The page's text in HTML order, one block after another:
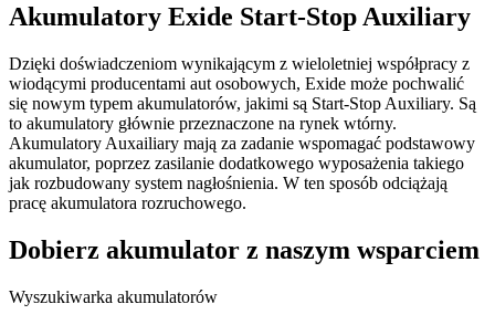
Akumulatory Exide Start-Stop Auxiliary
Dzięki doświadczeniom wynikającym z wieloletniej współpracy z
wiodącymi producentami aut osobowych, Exide może pochwalić
się nowym typem akumulatorów, jakimi są Start-Stop Auxiliary. Są
to akumulatory głównie przeznaczone na rynek wtórny.
Akumulatory Auxailiary mają za zadanie wspomagać podstawowy
akumulator, poprzez zasilanie dodatkowego wyposażenia takiego
jak rozbudowany system nagłośnienia. W ten sposób odciążają
pracę akumulatora rozruchowego.
Dobierz akumulator z naszym wsparciem
Wyszukiwarka akumulatorów